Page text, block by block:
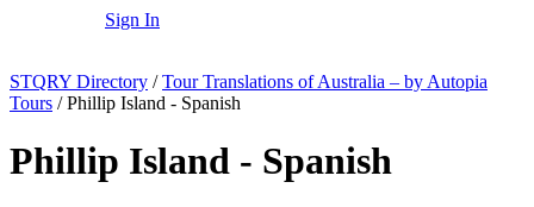
Sign In
STQRY Directory / Tour Translations of Australia – by Autopia
Tours / Phillip Island - Spanish
Phillip Island - Spanish